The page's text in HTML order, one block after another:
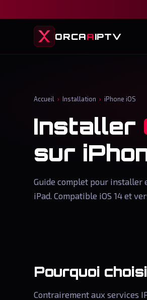
ORCAAIPTV
Accueil › Installation › iPhone iOS
Installer
sur
Guide complet pour installer
iPad. Compatible iOS 14 et
Pourquoi
Contrairement aux services